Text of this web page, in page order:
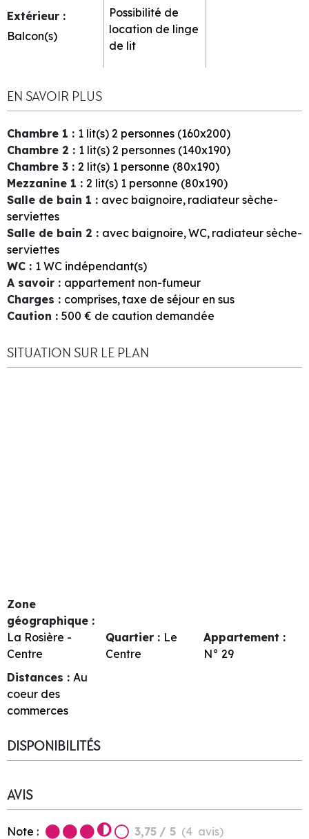
Extérieur :
Balcon(s)
Possibilité de
location de linge
de lit
EN SAVOIR PLUS
Chambre 1 : 1 lit(s) 2 personnes (160x200)
Chambre 2 : 1 lit(s) 2 personnes (140x190)
Chambre 3 : 2 lit(s) 1 personne (80x190)
Mezzanine 1 : 2 lit(s) 1 personne (80x190)
Salle de bain 1 : avec baignoire radiateur sèche-
serviettes
Salle de bain 2 : avec baignoire WC radiateur sèche-
serviettes
WC : 1 WC indépendant(s)
A savoir : appartement non-fumeur
Charges : comprises taxe de séjour en sus
Caution : 500 € de caution demandée
SITUATION SUR LE PLAN
Zone
géographique :
La Rosière -
Centre
Quartier : Le
Centre
Appartement :
N° 29
Distances : Au
coeur des
commerces
DISPONIBILITÉS
AVIS
Note : 3,75 / 5 (4 avis)